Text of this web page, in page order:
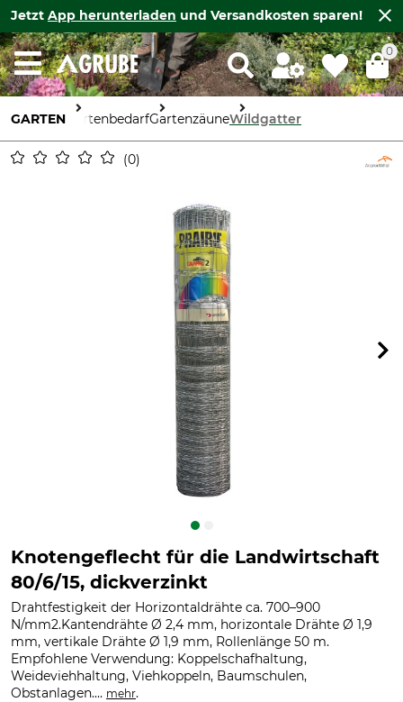
Jetzt App herunterladen und Versandkosten sparen!
0
GARTEN GartenbedarfGartenzäuneWildgatter
0
Knotengeflecht für die Landwirtschaft
80/6/15, dickverzinkt
Drahtfestigkeit der Horizontaldrähte ca. 700–900
N/mm2.Kantendrähte Ø 2,4 mm, horizontale Drähte Ø 1,9
mm, vertikale Drähte Ø 1,9 mm, Rollenlänge 50 m.
Empfohlene Verwendung: Koppelschafhaltung,
Weideviehhaltung, Viehkoppeln, Baumschulen,
Obstanlagen.... mehr.